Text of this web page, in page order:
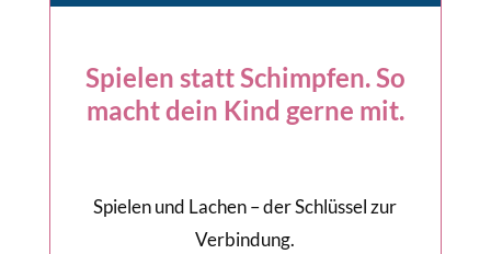
Spielen statt Schimpfen. So
macht dein Kind gerne mit.
Spielen und Lachen – der Schlüssel zur
Verbindung.